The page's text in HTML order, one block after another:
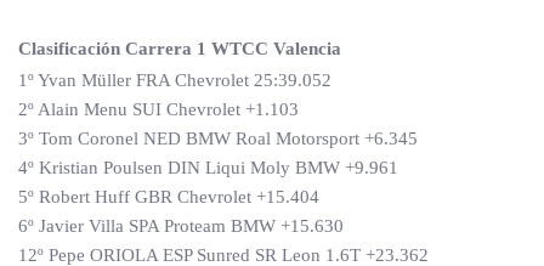
Clasificación Carrera 1 WTCC Valencia
1º Yvan Müller FRA Chevrolet 25:39.052
2º Alain Menu SUI Chevrolet +1.103
3º Tom Coronel NED BMW Roal Motorsport +6.345
4º Kristian Poulsen DIN Liqui Moly BMW +9.961
5º Robert Huff GBR Chevrolet +15.404
6º Javier Villa SPA Proteam BMW +15.630
12º Pepe ORIOLA ESP Sunred SR Leon 1.6T +23.362